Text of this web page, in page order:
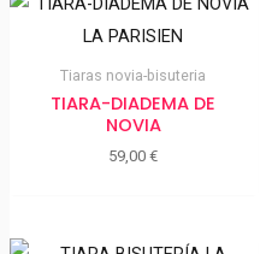
Tiaras novia-bisuteria
TIARA-DIADEMA DE
NOVIA
59,00€